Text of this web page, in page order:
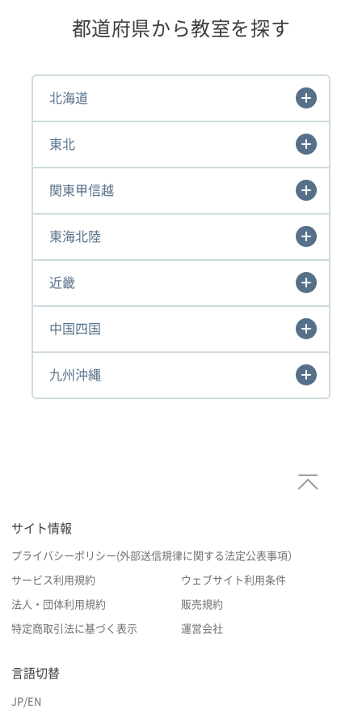
都道府県から教室を探す
北海道
東北
関東甲信越
東海北陸
近畿
中国四国
九州沖縄
サイト情報
プライバシーポリシー(外部送信規律に関する法定公表事項）
サービス利用規約 ウェブサイト利用条件
法人・団体利用規約 販売規約
特定商取引法に基づく表示 運営会社
言語切替
JP/EN